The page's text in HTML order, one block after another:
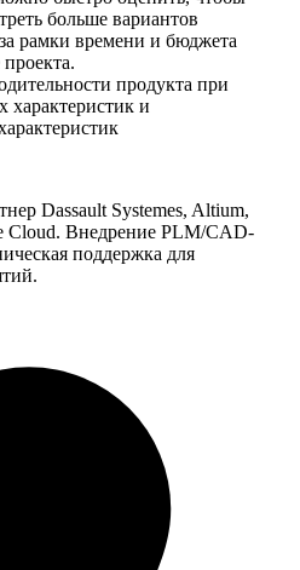
больше вариантов
рамки времени и бюджета
продукта при
характеристик и
Dassault Systemes, Altium,
Cloud. Внедрение PLM/CAD-
поддержка для